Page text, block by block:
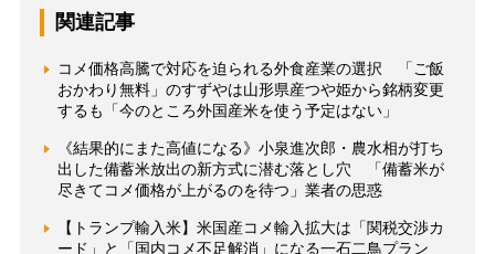
関連記事
コメ価格高騰で対応を迫られる外食産業の選択 「ご飯
おかわり無料」のすずやは山形県産つや姫から銘柄変更
するも「今のところ外国産米を使う予定はない」
《結果的にまた高値になる》小泉進次郎・農水相が打ち
出した備蓄米放出の新方式に潜む落とし穴 「備蓄米が
尽きてコメ価格が上がるのを待つ」業者の思惑
【トランプ輸入米】米国産コメ輸入拡大は「関税交渉カ
ード」と「国内コメ不足解消」になる一石二鳥プラン